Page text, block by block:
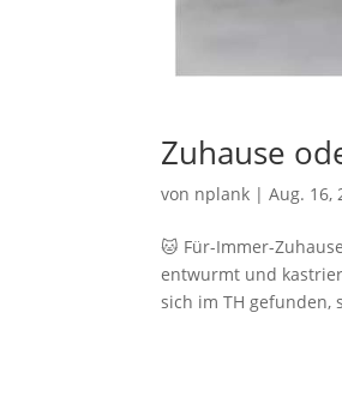
Zuhause
von nplank |Aug. 16,
🐱 Für-Immer-
entwurmt und
sich im TH gefunden,